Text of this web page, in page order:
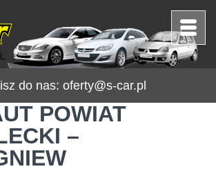
do nas: oferty@s-car.pl
POWIAT
–